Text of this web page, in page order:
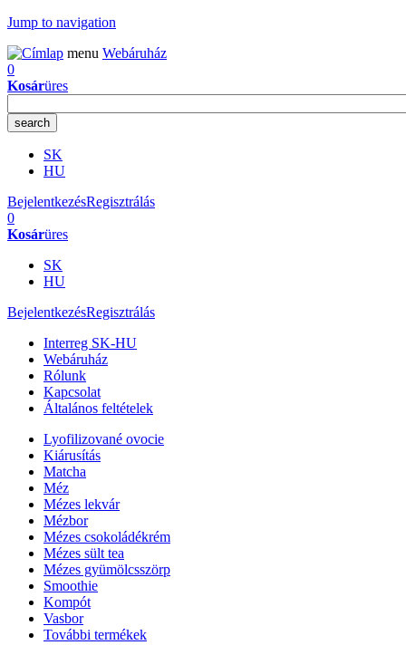
Jump to navigation
menu Webáruház
0
Kosárüres
SK
HU
BejelentkezésRegisztrálás
0
Kosárüres
SK
HU
BejelentkezésRegisztrálás
Interreg SK-HU
Webáruház
Rólunk
Kapcsolat
Általános feltételek
Lyofilizované ovocie
Kiárusítás
Matcha
Méz
Mézes lekvár
Mézbor
Mézes csokoládékrém
Mézes sült tea
Mézes gyümölcsszörp
Smoothie
Kompót
Vasbor
További termékek